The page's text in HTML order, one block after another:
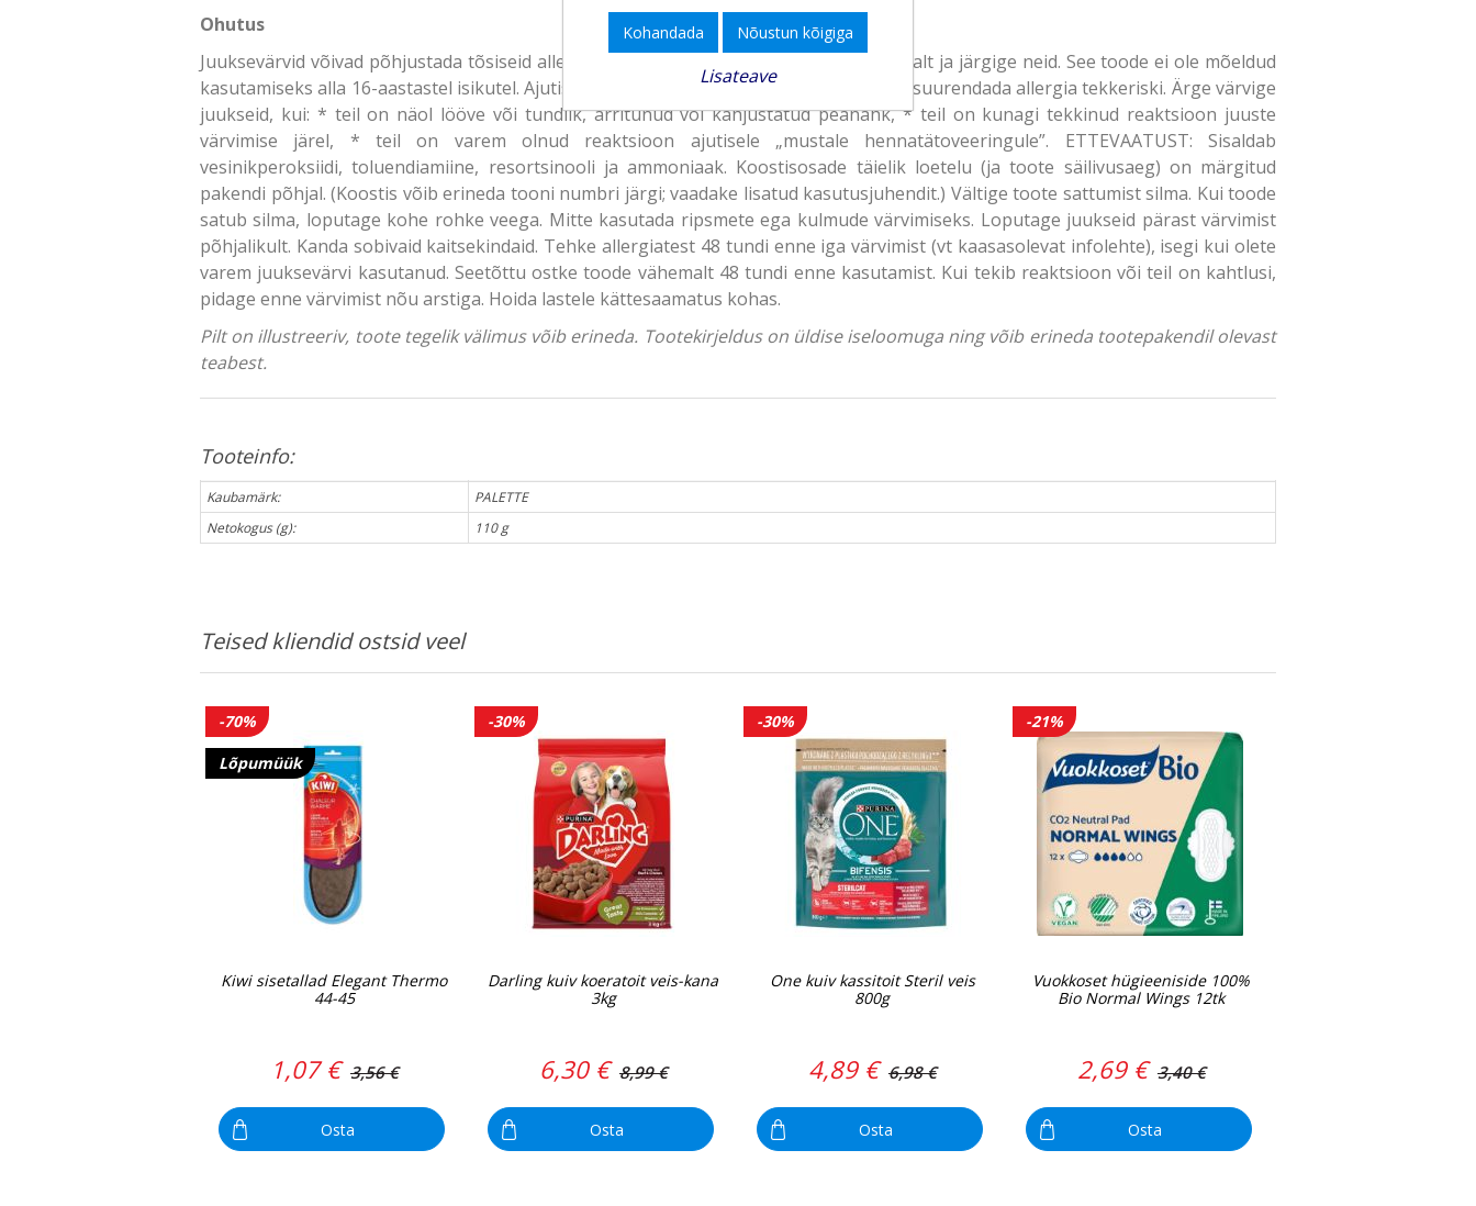
Ohutus
Juuksevärvid võivad põhjustada tõsiseid allergilisi reaktsioone. Lugege juhiseid hoolikalt ja järgige neid. See toode ei ole mõeldud
kasutamiseks alla 16-aastastel isikutel. Ajutised „mustad henna tätoveeringud” võivad suurendada allergia tekkeriski. Ärge värvige
juukseid, kui: * teil on näol lööve või tundlik, ärritunud või kahjustatud peanahk, * teil on kunagi tekkinud reaktsioon juuste
värvimise järel, * teil on varem olnud reaktsioon ajutisele „mustale hennatätoveeringule”. ETTEVAATUST: Sisaldab
vesinikperoksiidi, toluendiamiine, resortsinooli ja ammoniaak. Koostisosade täielik loetelu (ja toote säilivusaeg) on märgitud
pakendi põhjal. (Koostis võib erineda tooni numbri järgi; vaadake lisatud kasutusjuhendit.) Vältige toote sattumist silma. Kui toode
satub silma, loputage kohe rohke veega. Mitte kasutada ripsmete ega kulmude värvimiseks. Loputage juukseid pärast värvimist
põhjalikult. Kanda sobivaid kaitsekindaid. Tehke allergiatest 48 tundi enne iga värvimist (vt kaasasolevat infolehte), isegi kui olete
varem juuksevärvi kasutanud. Seetõttu ostke toode vähemalt 48 tundi enne kasutamist. Kui tekib reaktsioon või teil on kahtlusi,
pidage enne värvimist nõu arstiga. Hoida lastele kättesaamatus kohas.
Pilt on illustreeriv, toote tegelik välimus võib erineda. Tootekirjeldus on üldise iseloomuga ning võib erineda tootepakendil olevast
teabest.
Tooteinfo:
Kaubamärk:
PALETTE
Netokogus (g):
110 g
Teised kliendid ostsid veel
Lõpumüük
-70%
Kiwi sisetallad Elegant Thermo
44-45
1,07 € 3,56 €
Osta
-30%
Darling kuiv koeratoit veis-kana
3kg
6,30 € 8,99 €
Osta
-30%
One kuiv kassitoit Steril veis
800g
4,89 € 6,98 €
Osta
-21%
Vuokkoset hügieeniside 100%
Bio Normal Wings 12tk
2,69 € 3,40 €
Osta
Kohandada Nõustun kõigiga
Lisateave